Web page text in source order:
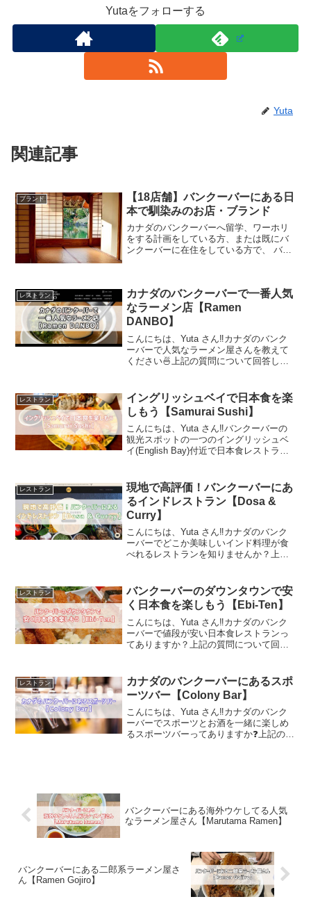
Yutaをフォローする
Yuta
関連記事
ブランド
【18店舗】バンクーバーにある日
本で馴染みのお店・ブランド
カナダのバンクーバーへ留学、ワーホリ
をする計画をしている方、または既にバ
ンクーバーに在住をしている方で、 バン
のあるお店があるので、...
レストラン
カナダのバンクーバーで一番人気
なラーメン店【Ramen
DANBO】
こんにちは、Yuta さん‼️カナダのバンク
ーバーで人気なラーメン屋さんを教えて
ください🍜上記の質問について回答しま
DANBO】」について紹介をします。カナ
ダのバンク...
レストラン
イングリッシュベイで日本食を楽
しもう【Samurai Sushi】
こんにちは、Yuta さん‼️バンクーバーの
観光スポットの一つのイングリッシュベ
イ(English Bay)付近で日本食レストラン
しもう【Samurai Sushi】」...
レストラン
現地で高評価！バンクーバーにあ
るインドレストラン【Dosa &
Curry】
こんにちは、Yuta さん‼️カナダのバンク
ーバーでどこか美味しいインド料理が食
べれるレストランを知りませんか？上記
インドレストラン【Dosa & Curry】」に
つい...
レストラン
バンクーバーのダウンタウンで安
く日本食を楽しもう【Ebi-Ten】
こんにちは、Yuta さん‼️カナダのバンク
ーバーで値段が安い日本食レストランっ
てありますか？上記の質問について回答
【Ebi-Ten】」について紹介をします。カ
ナダのバン...
レストラン
カナダのバンクーバーにあるスポ
ーツバー【Colony Bar】
こんにちは、Yuta さん‼️カナダのバンク
ーバーでスポーツとお酒を一緒に楽しめ
るスポーツバーってありますか❓上記の質
バンクーバーにある海外ウケしてる人気
なラーメン屋さん【Marutama Ramen】
バンクーバーにある二郎系ラーメン屋さ
ん【Ramen Gojiro】